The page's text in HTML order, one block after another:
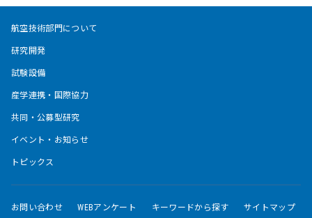
航空技術部門について
研究開発
試験設備
産学連携・国際協力
共同・公募型研究
イベント・お知らせ
トピックス
お問い合わせ WEBアンケート キーワードから探す サイトマップ